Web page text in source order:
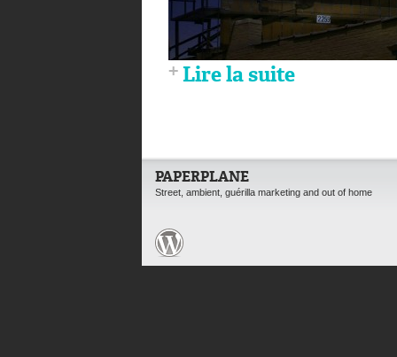
Lire la suite
PAPERPLANE
Street, ambient, guérilla marketing and out of home